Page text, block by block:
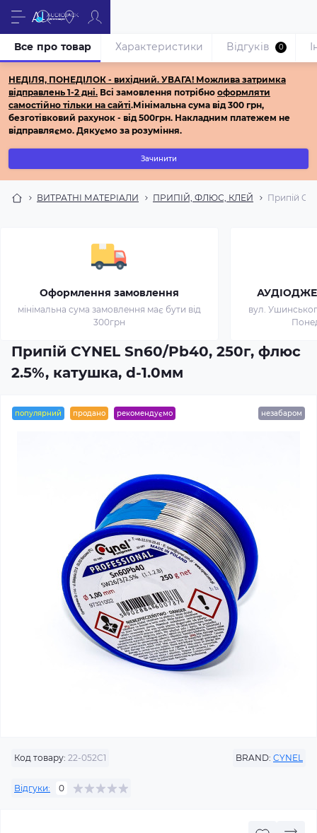
НЕДІЛЯ, ПОНЕДІЛОК - вихідний. УВАГА! Можлива затримка
відправлень 1-2 дні. Всі замовлення потрібно оформляти
самостійно тільки на сайті.Мінімальна сума від 300 грн,
безготівковий рахунок - від 500грн. Накладним платежем не
відправляємо. Дякуємо за розуміння.
Зачинити
ВИТРАТНІ МАТЕРІАЛИ ПРИПІЙ, ФЛЮС, КЛЕЙ Припій
Оформлення замовлення
мінімальна сума замовлення має бути від
300грн
вул.
Припій CYNEL Sn60/Pb40, 250г, флюс
2.5%, катушка, d-1.0мм
Все про товар Характеристики Відгуків 0
популярний продано рекомендуємо незабаром
Код товару: 22-052C1 BRAND: CYNEL
Відгуки: 0